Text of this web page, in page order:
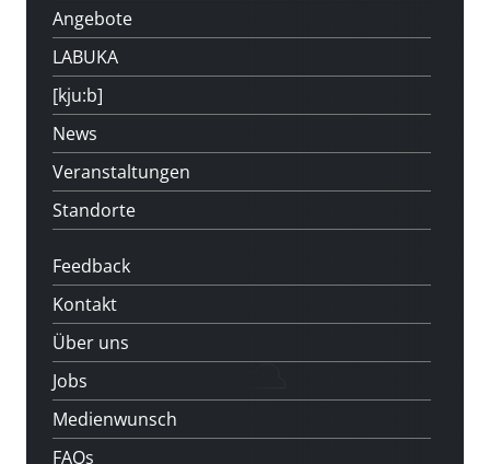
Angebote
LABUKA
[kju:b]
News
Veranstaltungen
Standorte
Feedback
Kontakt
Über uns
Jobs
Medienwunsch
FAQs